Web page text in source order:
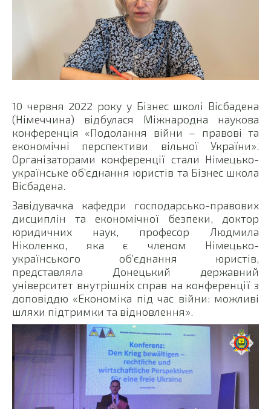
10 червня 2022 року у Бізнес школі Вісбадена
(Німеччина) відбулася Міжнародна наукова
конференція «Подолання війни – правові та
економічні перспективи вільної України».
Організаторами конференції стали Німецько-
українське об’єднання юристів та Бізнес школа
Вісбадена.
Завідувачка кафедри господарсько-правових
дисциплін та економічної безпеки, доктор
юридичних наук, професор Людмила
Ніколенко, яка є членом Німецько-
українського об’єднання юристів,
представляла Донецький державний
університет внутрішніх справ на конференції з
доповіддю «Економіка під час війни: можливі
шляхи підтримки та відновлення».